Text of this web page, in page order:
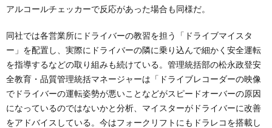
アルコールチェッカーで反応があった場合も同様だ。
同社では各営業所にドライバーの教習を担う「ドライブマイスタ
ー」を配置し、実際にドライバーの隣に乗り込んで細かく安全運転
を指導するなどの取り組みも続けている。管理統括部の松永政登安
全教育・品質管理統括マネージャーは「ドライブレコーダーの映像
でドライバーの運転姿勢が悪いことなどがスピードオーバーの原因
になっているのではないかと分析、マイスターがドライバーに改善
をアドバイスしている。今はフォークリフトにもドラレコを搭載し